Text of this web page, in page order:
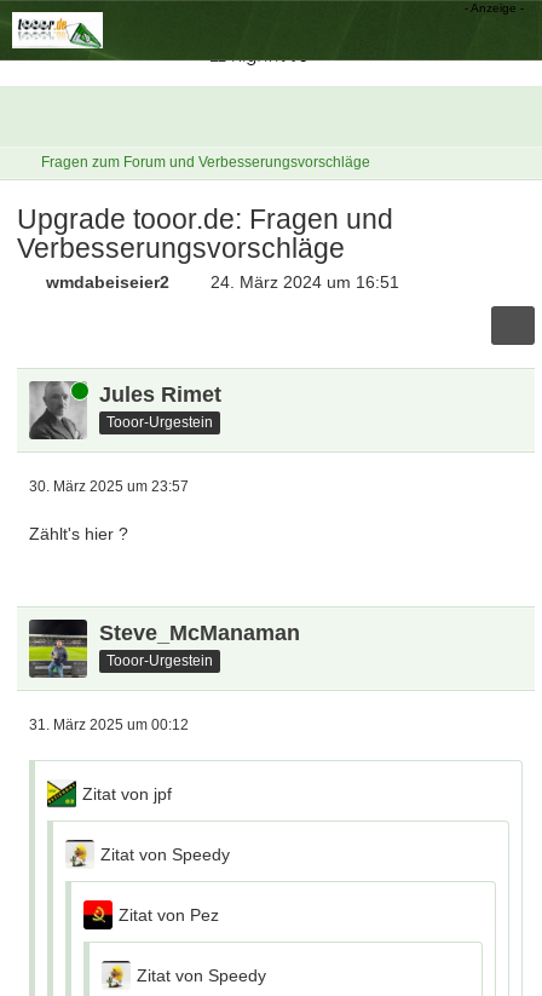
Fragen zum Forum und Verbesserungsvorschläge
Upgrade tooor.de: Fragen und
Verbesserungsvorschläge
wmdabeiseier2 24. März 2024 um 16:51
Online Jules Rimet
Tooor-Urgestein
30. März 2025 um 23:57
Zählt's hier ?
Steve_McManaman
Tooor-Urgestein
31. März 2025 um 00:12
Zitat von jpf
Zitat von Speedy
Zitat von Pez
Zitat von Speedy